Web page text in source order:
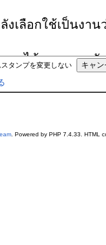
スタンプを変更しない
. Powered by PHP 7.4.33. HTML